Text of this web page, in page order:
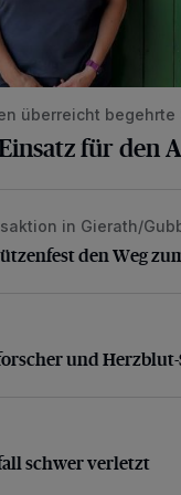
überreicht
für den
den Weg
in Gierath/
den Weg
und Herzblut-
und Herzblut-
schwer verletzt
schwer verletzt